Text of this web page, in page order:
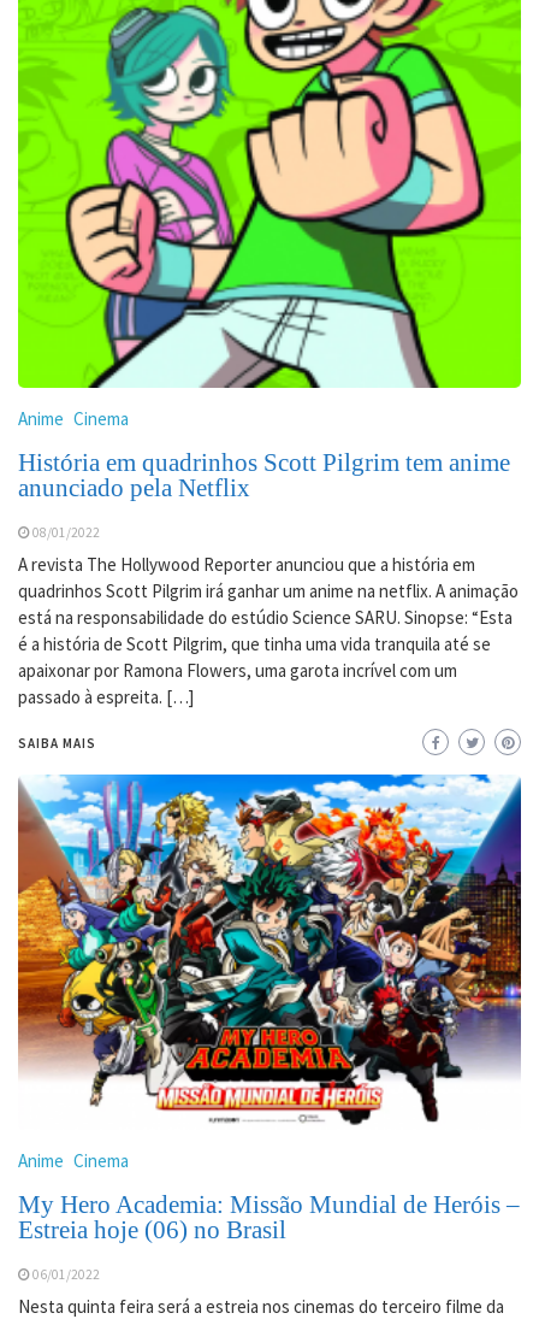
Anime Cinema
História em quadrinhos Scott Pilgrim tem anime
anunciado pela Netflix
08/01/2022
A revista The Hollywood Reporter anunciou que a história em
quadrinhos Scott Pilgrim irá ganhar um anime na netflix. A animação
está na responsabilidade do estúdio Science SARU. Sinopse: “Esta
é a história de Scott Pilgrim, que tinha uma vida tranquila até se
apaixonar por Ramona Flowers, uma garota incrível com um
passado à espreita. […]
SAIBA MAIS
Anime Cinema
My Hero Academia: Missão Mundial de Heróis –
Estreia hoje (06) no Brasil
06/01/2022
Nesta quinta feira será a estreia nos cinemas do terceiro filme da